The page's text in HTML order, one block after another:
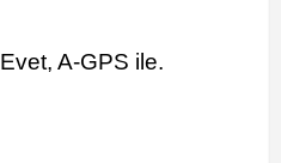
Evet, A-GPS ile.